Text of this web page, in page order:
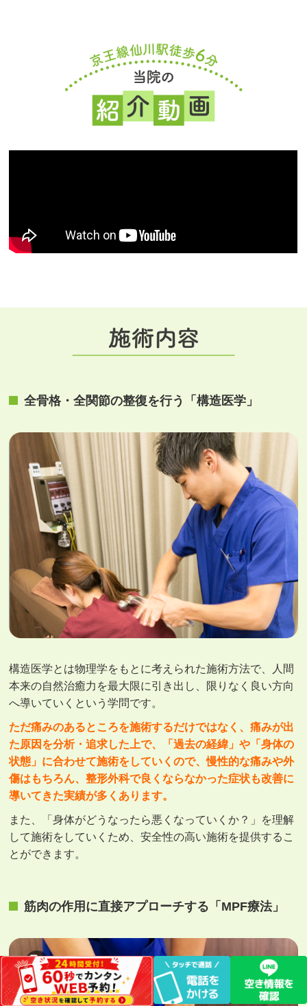
全⾻格・全関節の整復を⾏う「構造医学」
構造医学とは物理学をもとに考えられた施術方法で、人間
本来の自然治癒力を最大限に引き出し、限りなく良い方向
へ導いていくという学問です。
ただ痛みのあるところを施術するだけではなく、痛みが出
た原因を分析・追求した上で、「過去の経緯」や「身体の
状態」に合わせて施術をしていくので、慢性的な痛みや外
傷はもちろん、整形外科で良くならなかった症状も改善に
導いてきた実績が多くあります。
また、「身体がどうなったら悪くなっていくか？」を理解
して施術をしていくため、安全性の高い施術を提供するこ
とができます。
筋肉の作用に直接アプローチする「MPF療法」